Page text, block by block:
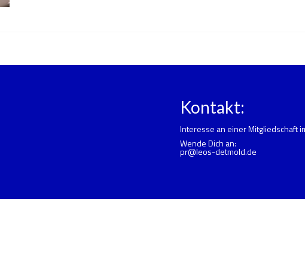
Kontakt:
Interesse an einer Mitgliedschaft
Wende Dich an:
pr@leos-detmold.de